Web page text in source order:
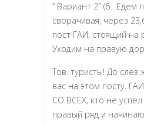
” Вариант 2″ (6 . Едем
сворачивая, через
пост ГАИ, стоящий на
Уходим на правую
Тов. туристы! До слез
вас на этом посту.
СО ВСЕХ, кто не
правый ряд и